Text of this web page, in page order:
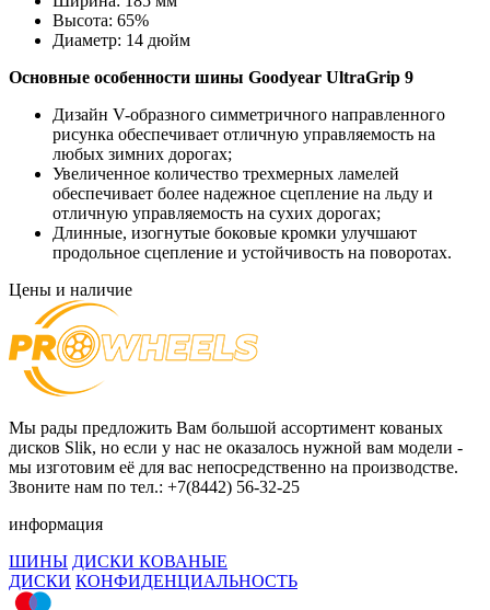
Высота: 65%
Диаметр: 14 дюйм
Основные особенности шины Goodyear UltraGrip 9
Дизайн V-образного симметричного направленного
рисунка обеспечивает отличную управляемость на
любых зимних дорогах;
Увеличенное количество трехмерных ламелей
обеспечивает более надежное сцепление на льду и
отличную управляемость на сухих дорогах;
Длинные, изогнутые боковые кромки улучшают
продольное сцепление и устойчивость на поворотах.
Цены и наличие
Мы рады предложить Вам большой ассортимент кованых
дисков Slik, но если у нас не оказалось нужной вам модели -
мы изготовим её для вас непосредственно на производстве.
Звоните нам по тел.: +7(8442) 56-32-25
информация
ШИНЫ ДИСКИ КОВАНЫЕ
ДИСКИ КОНФИДЕНЦИАЛЬНОСТЬ